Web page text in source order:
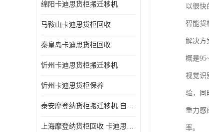
绵阳卡迪思货柜搬迁移机
马鞍山卡迪思货柜回收
秦皇岛卡迪思货柜回收
忻州卡迪思货柜搬迁移机
忻州卡迪思货柜保养
泰安摩登纳货柜搬迁移机 自动立体仓储货柜回收
上海摩登纳货柜回收 卡迪思货柜回收
以很快
智能货
解决方
概是
视觉识
验，同
重力感
率。